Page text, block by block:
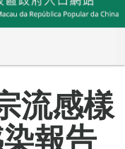
流感樣
報告